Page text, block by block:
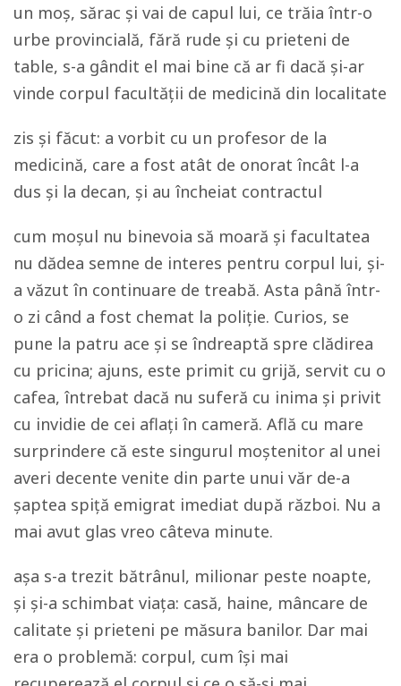
un moș, sărac și vai de capul lui, ce trăia într-o
urbe provincială, fără rude și cu prieteni de
table, s-a gândit el mai bine că ar fi dacă și-ar
vinde corpul facultății de medicină din localitate
zis și făcut: a vorbit cu un profesor de la
medicină, care a fost atât de onorat încât l-a
dus și la decan, și au încheiat contractul
cum moșul nu binevoia să moară și facultatea
nu dădea semne de interes pentru corpul lui, și-
a văzut în continuare de treabă. Asta până într-
o zi când a fost chemat la poliție. Curios, se
pune la patru ace și se îndreaptă spre clădirea
cu pricina; ajuns, este primit cu grijă, servit cu o
cafea, întrebat dacă nu suferă cu inima și privit
cu invidie de cei aflați în cameră. Află cu mare
surprindere că este singurul moștenitor al unei
averi decente venite din parte unui văr de-a
șaptea spiță emigrat imediat după război. Nu a
mai avut glas vreo câteva minute.
așa s-a trezit bătrânul, milionar peste noapte,
și și-a schimbat viața: casă, haine, mâncare de
calitate și prieteni pe măsura banilor. Dar mai
era o problemă: corpul, cum își mai